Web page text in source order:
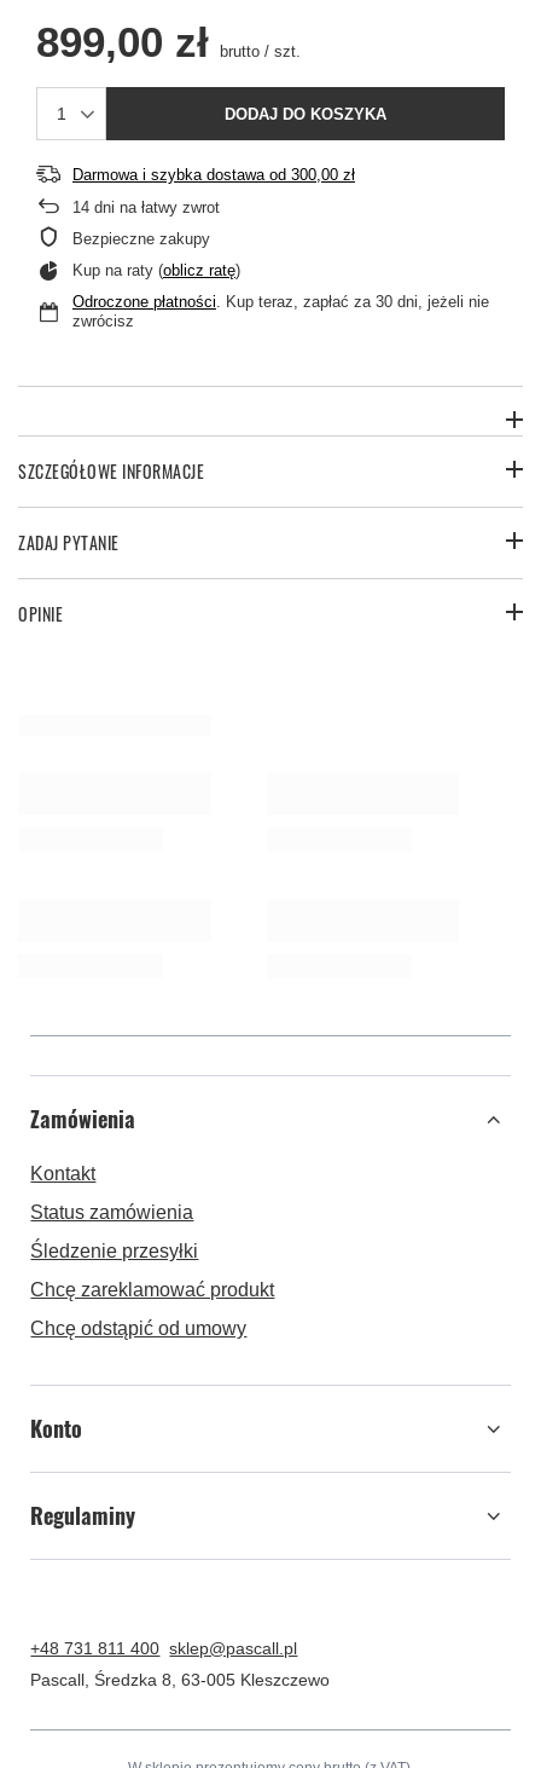
899,00 zł brutto / szt.
DODAJ DO KOSZYKA
Darmowa i szybka dostawaod 300,00 zł
14 dni na łatwy zwrot
Bezpieczne zakupy
Kup na raty (oblicz ratę)
Odroczone płatności. Kup teraz, zapłać za 30 dni, jeżeli nie
zwrócisz
SZCZEGÓŁOWE INFORMACJE
ZADAJ PYTANIE
OPINIE
Zamówienia
Kontakt
Status zamówienia
Śledzenie przesyłki
Chcę zareklamować produkt
Chcę odstąpić od umowy
Konto
Regulaminy
+48 731 811 400 sklep@pascall.pl
Pascall ,Średzka 8 ,63-005 Kleszczewo